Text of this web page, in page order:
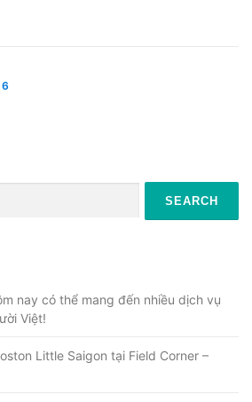
nay có thể mang đến nhiều dịch vụ
Việt!
Little Saigon tại Field Corner –